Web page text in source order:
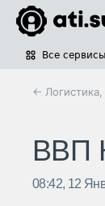
Все сервисы
← Логистика,
ВВП
08:42, 12